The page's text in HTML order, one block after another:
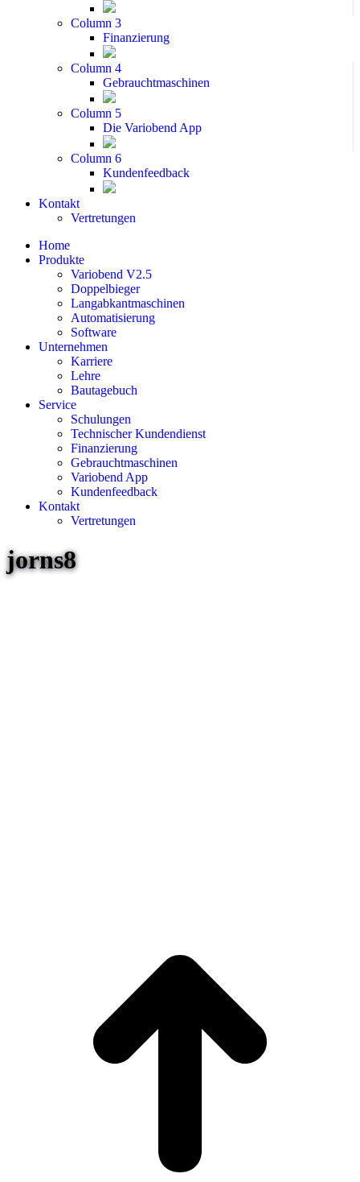
Column 3
Finanzierung
Column 4
Gebrauchtmaschinen
Column 5
Die Variobend App
Column 6
Kundenfeedback
Kontakt
Vertretungen
Home
Produkte
Variobend V2.5
Doppelbieger
Langabkantmaschinen
Automatisierung
Software
Unternehmen
Karriere
Lehre
Bautagebuch
Service
Schulungen
Technischer Kundendienst
Finanzierung
Gebrauchtmaschinen
Variobend App
Kundenfeedback
Kontakt
Vertretungen
jorns8